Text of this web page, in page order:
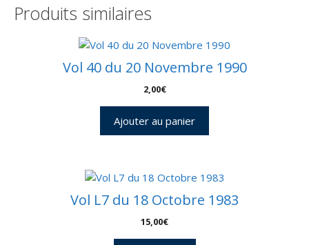
Produits similaires
Vol 40 du 20 Novembre 1990
2,00€
Ajouter au panier
Vol L7 du 18 Octobre 1983
15,00€